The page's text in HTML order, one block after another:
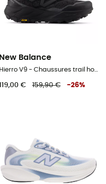
New Balance
119,00 € 159,90 € -26%